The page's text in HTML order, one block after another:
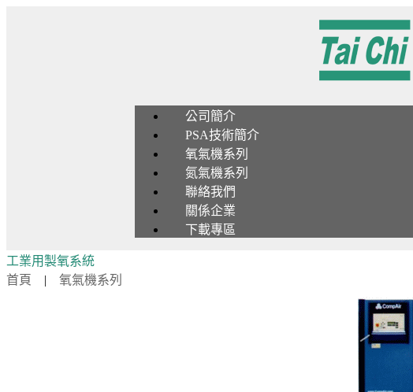
公司簡介
PSA技術簡介
氧氣機系列
氮氣機系列
聯絡我們
關係企業
下載專區
工業用製氧系統
首頁
| 氧氣機系列